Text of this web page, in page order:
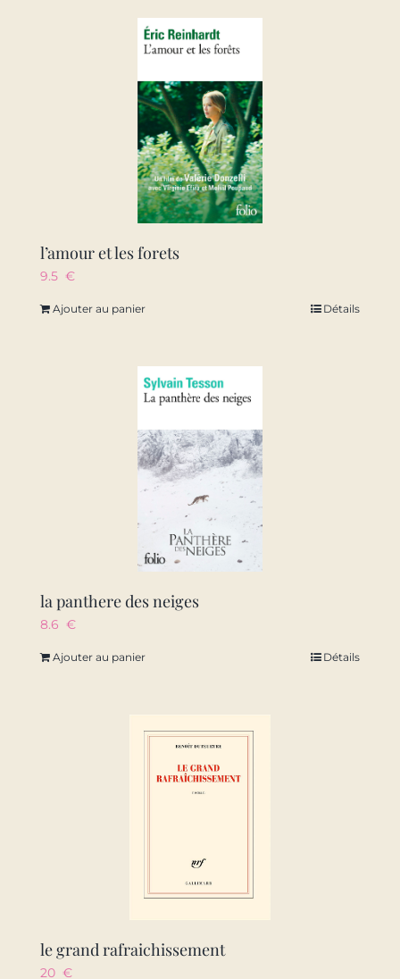
l’amour et les forets
9.5 €
Ajouter au panier Détails
la panthere des neiges
8.6 €
Ajouter au panier Détails
le grand rafraichissement
20 €